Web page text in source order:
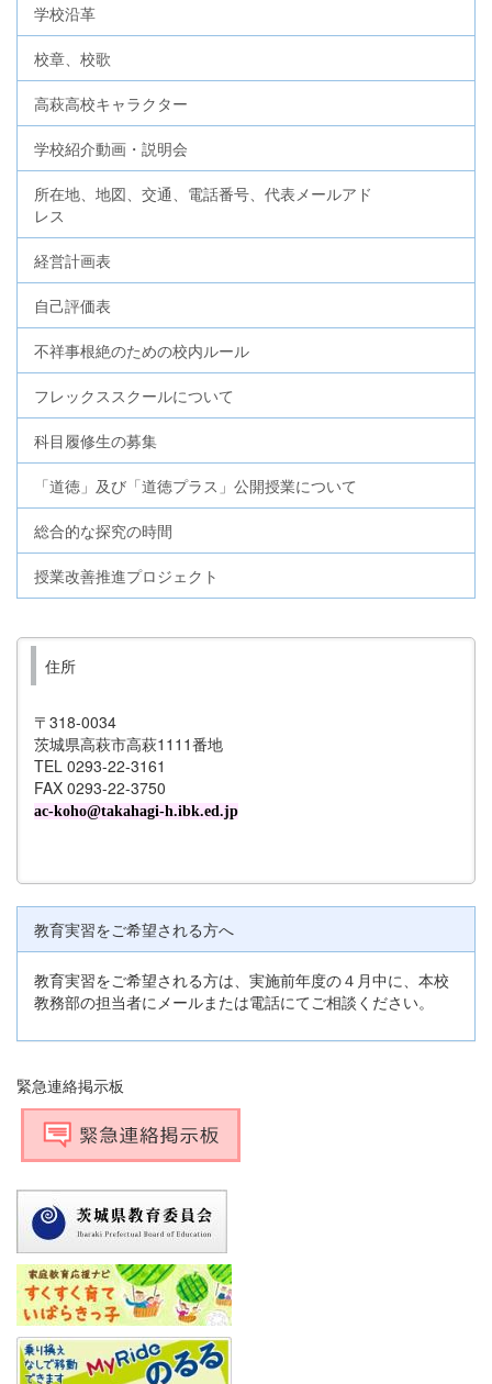
学校沿革
校章、校歌
高萩高校キャラクター
学校紹介動画・説明会
所在地、地図、交通、電話番号、代表メールアド
レス
経営計画表
自己評価表
不祥事根絶のための校内ルール
フレックススクールについて
科目履修生の募集
「道徳」及び「道徳プラス」公開授業について
総合的な探究の時間
授業改善推進プロジェクト
住所
〒318-0034
茨城県高萩市高萩1111番地
TEL 0293-22-3161
FAX 0293-22-3750
ac-koho@takahagi-h.ibk.ed.jp
教育実習をご希望される方へ
教育実習をご希望される方は、実施前年度の４月中に、本校
教務部の担当者にメールまたは電話にてご相談ください。
緊急連絡掲示板